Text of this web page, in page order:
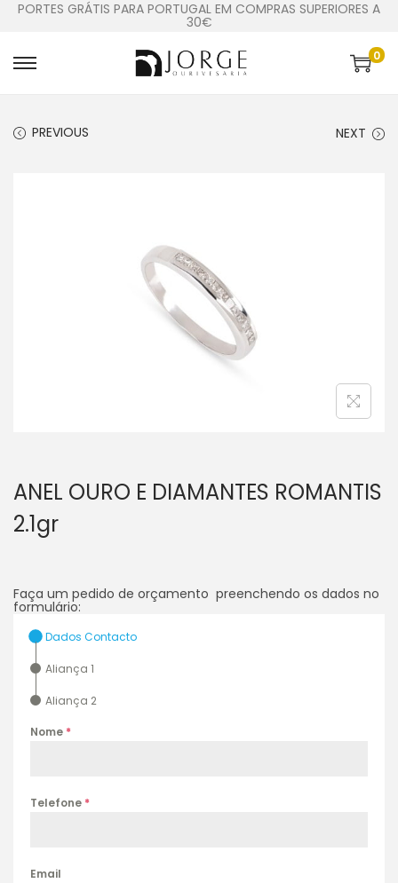
PORTES GRÁTIS PARA PORTUGAL EM COMPRAS SUPERIORES A
30€
0
PREVIOUS NEXT
ANEL OURO E DIAMANTES ROMANTIS
2.1gr
Faça um pedido de orçamento preenchendo os dados no
formulário:
Dados Contacto
Aliança 1
Aliança 2
Nome *
Telefone *
Email